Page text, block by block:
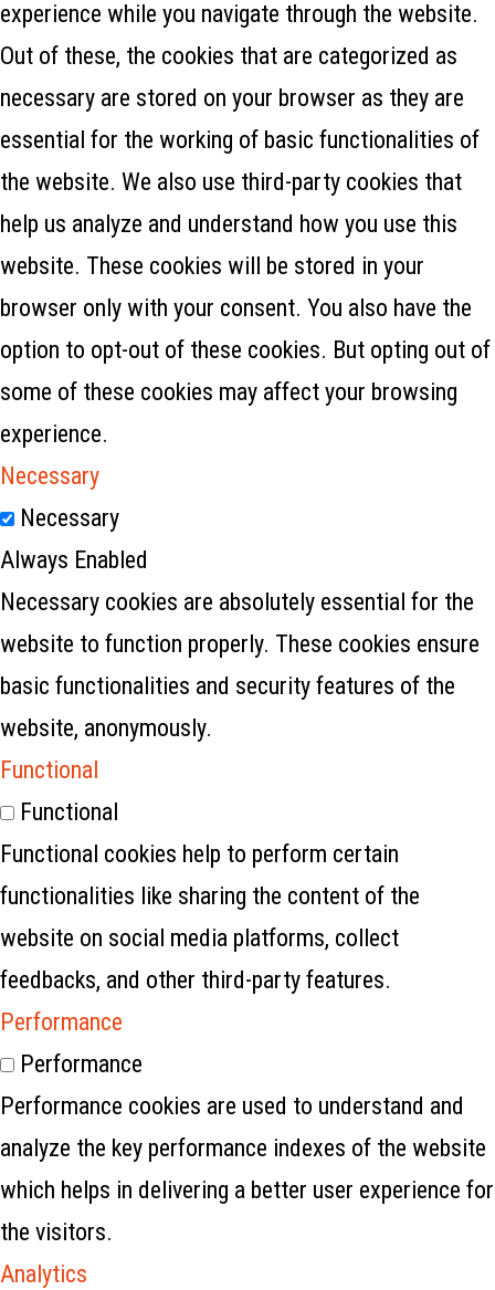
experience while you navigate through the website.
Out of these, the cookies that are categorized as
necessary are stored on your browser as they are
essential for the working of basic functionalities of
the website. We also use third-party cookies that
help us analyze and understand how you use this
website. These cookies will be stored in your
browser only with your consent. You also have the
option to opt-out of these cookies. But opting out of
some of these cookies may affect your browsing
experience.
Necessary
Necessary
Always Enabled
Necessary cookies are absolutely essential for the
website to function properly. These cookies ensure
basic functionalities and security features of the
website, anonymously.
Functional
Functional
Functional cookies help to perform certain
functionalities like sharing the content of the
website on social media platforms, collect
feedbacks, and other third-party features.
Performance
Performance
Performance cookies are used to understand and
analyze the key performance indexes of the website
which helps in delivering a better user experience for
the visitors.
Analytics